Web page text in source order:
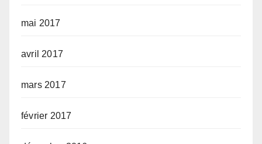
mai 2017
avril 2017
mars 2017
février 2017